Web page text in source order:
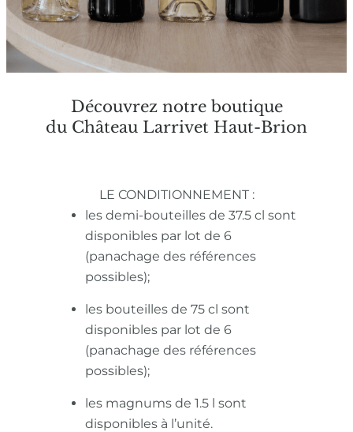
Découvrez notre boutique
du Château Larrivet Haut-Brion
LE CONDITIONNEMENT :
les demi-bouteilles de 37.5 cl sont
disponibles par lot de 6
(panachage des références
possibles);
les bouteilles de 75 cl sont
disponibles par lot de 6
(panachage des références
possibles);
les magnums de 1.5 l sont
disponibles à l’unité.